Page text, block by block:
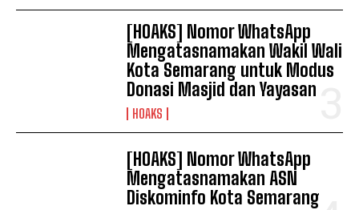
[HOAKS] Nomor WhatsApp
Mengatasnamakan Wakil Wali
Kota Semarang untuk Modus
Donasi Masjid dan Yayasan
HOAKS
[HOAKS] Nomor WhatsApp
Mengatasnamakan ASN
Diskominfo Kota Semarang